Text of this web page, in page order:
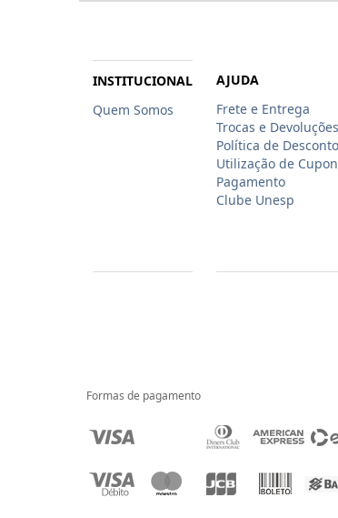
INSTITUCIONAL
Quem Somos
AJUDA
Frete e Entrega
Trocas e Devoluções
Política de Desconto
Utilização de
Pagamento
Clube Unesp
Formas de pagamento